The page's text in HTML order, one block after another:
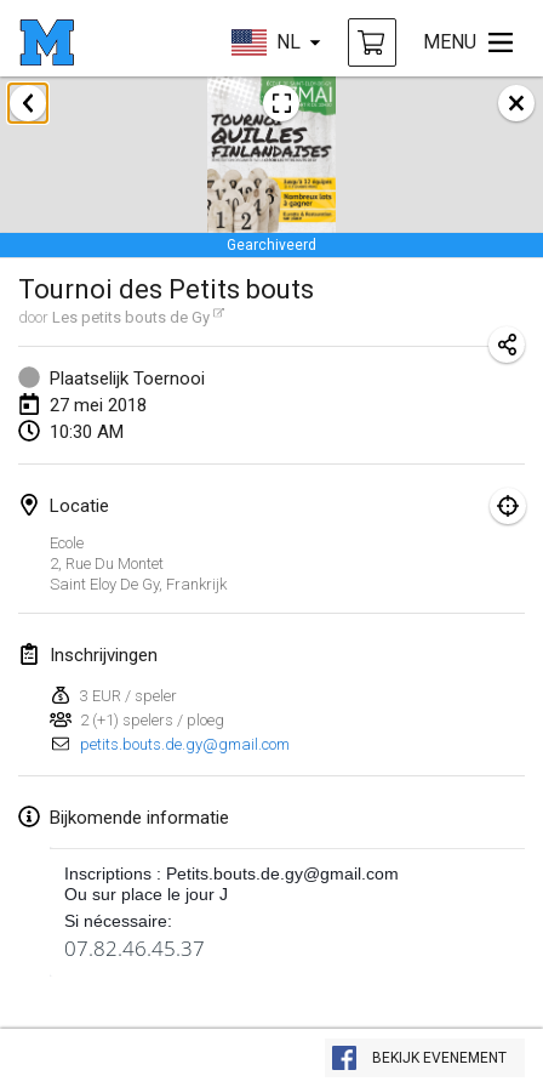
NL MENU
Weergave lijst
Gearchiveerd
Tournoi des Petits bouts
door Les petits bouts de Gy
Plaatselijk Toernooi
27 mei 2018
10:30 AM
Locatie
Ecole
2, Rue Du Montet
Saint Eloy De Gy, Frankrijk
Inschrijvingen
3 EUR / speler
2 (+1) spelers / ploeg
petits.bouts.de.gy@gmail.com
Bijkomende informatie
Inscriptions : Petits.bouts.de.gy@gmail.com
Ou sur place le jour J
Si nécessaire:
07.82.46.45.37
BEKIJK EVENEMENT
januari 2018
Open des rois de Mölkky
Frankrijk
Individuel du Garo
21 jan. 2018 |Frankrijk
Tournoi d'Hiver
27 jan. 2018|Frankrijk
Tournoi de Mölkky - Lesfous Dubâtonvaigeois
Lumi Mölkky
Tournoi de la St Valentin
10 feb. 2018|
Faschings-Mölkky
11 feb. 2018|Duitsland
24 feb. 2018|Tsjechië
SM HalliMölkky - Finnish Championship
24 feb. 2018|Finland